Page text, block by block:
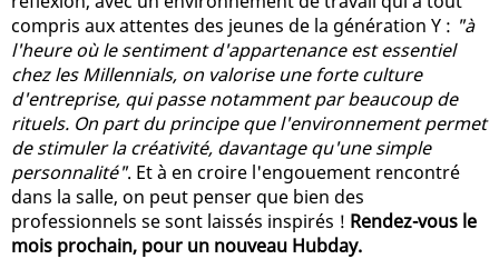
compris aux attentes des jeunes de la génération Y : "à
l'heure où le sentiment d'appartenance est essentiel
chez les Millennials, on valorise une forte culture
d'entreprise, qui passe notamment par beaucoup de
rituels. On part du principe que l'environnement permet
de stimuler la créativité, davantage qu'une simple
personnalité". Et à en croire l'engouement rencontré
dans la salle, on peut penser que bien des
professionnels se sont laissés inspirés ! Rendez-vous le
mois prochain, pour un nouveau Hubday.